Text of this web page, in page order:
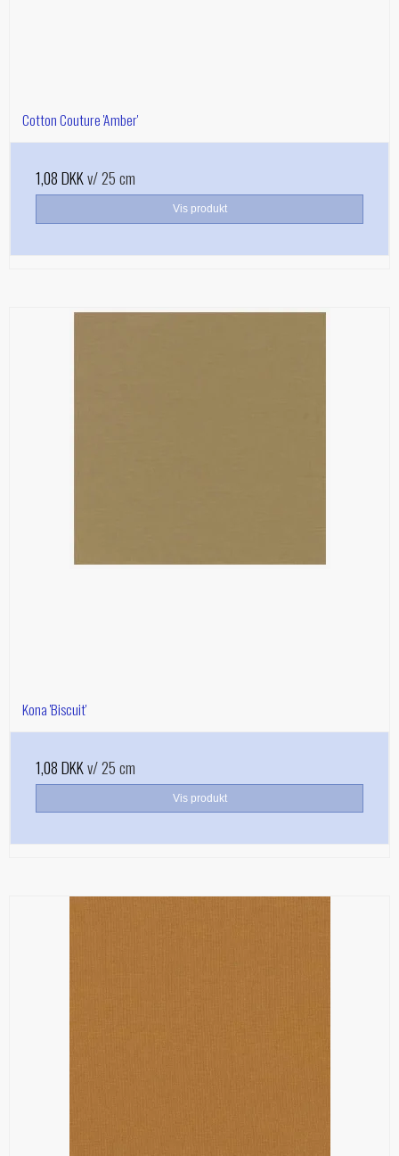
Cotton Couture 'Amber'
1,08 DKKv/ 25 cm
Vis produkt
Kona 'Biscuit'
1,08 DKKv/ 25 cm
Vis produkt